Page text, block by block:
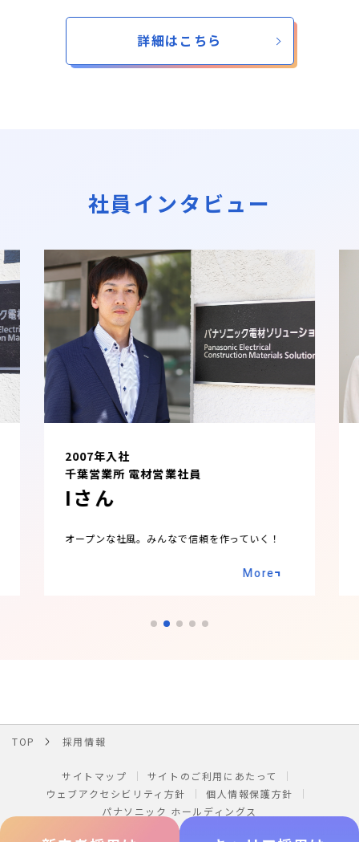
詳細はこちら
社員インタビュー
2010年入社
リニューアルサポート課
Sさん
チャンスは平等に女性ものびのび働ける環境
More
TOP 採用情報
サイトマップ
サイトのご利用にあたって
ウェブアクセシビリティ方針
個人情報保護方針
パナソニック ホールディングス
Area/Country